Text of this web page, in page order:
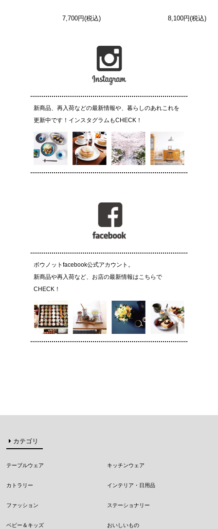
7,700円(税込) 8,100円(税込)
新商品、再入荷などの最新情報や、暮らしのあれこれを
更新中です！インスタグラムもCHECK！
ボウノットfacebook公式アカウント。
新商品や再入荷など、お店の最新情報はこちらで
CHECK！
カテゴリ
テーブルウェア キッチンウェア
カトラリー インテリア・日用品
ファッション ステーショナリー
ベビー＆キッズ おいしいもの